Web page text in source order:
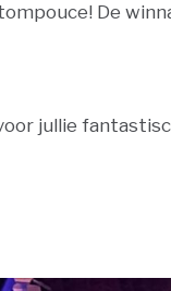
De
jullie